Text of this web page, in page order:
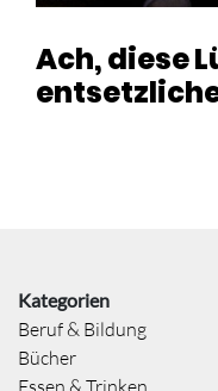
Ach, diese
Kategorien
Beruf & Bildung
Bücher
Essen & Trinken